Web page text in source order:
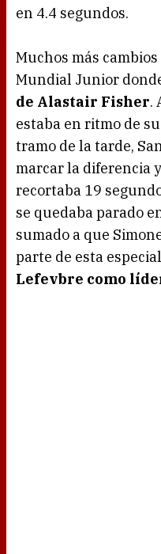
en 4.4 segundos.
Muchos más
Mundial Junior
de Alastair Fisher.
estaba en ritmo de
tramo de la tarde,
marcar la diferencia
recortaba 19
se quedaba parado
sumado a que
parte de esta
Lefevbre como